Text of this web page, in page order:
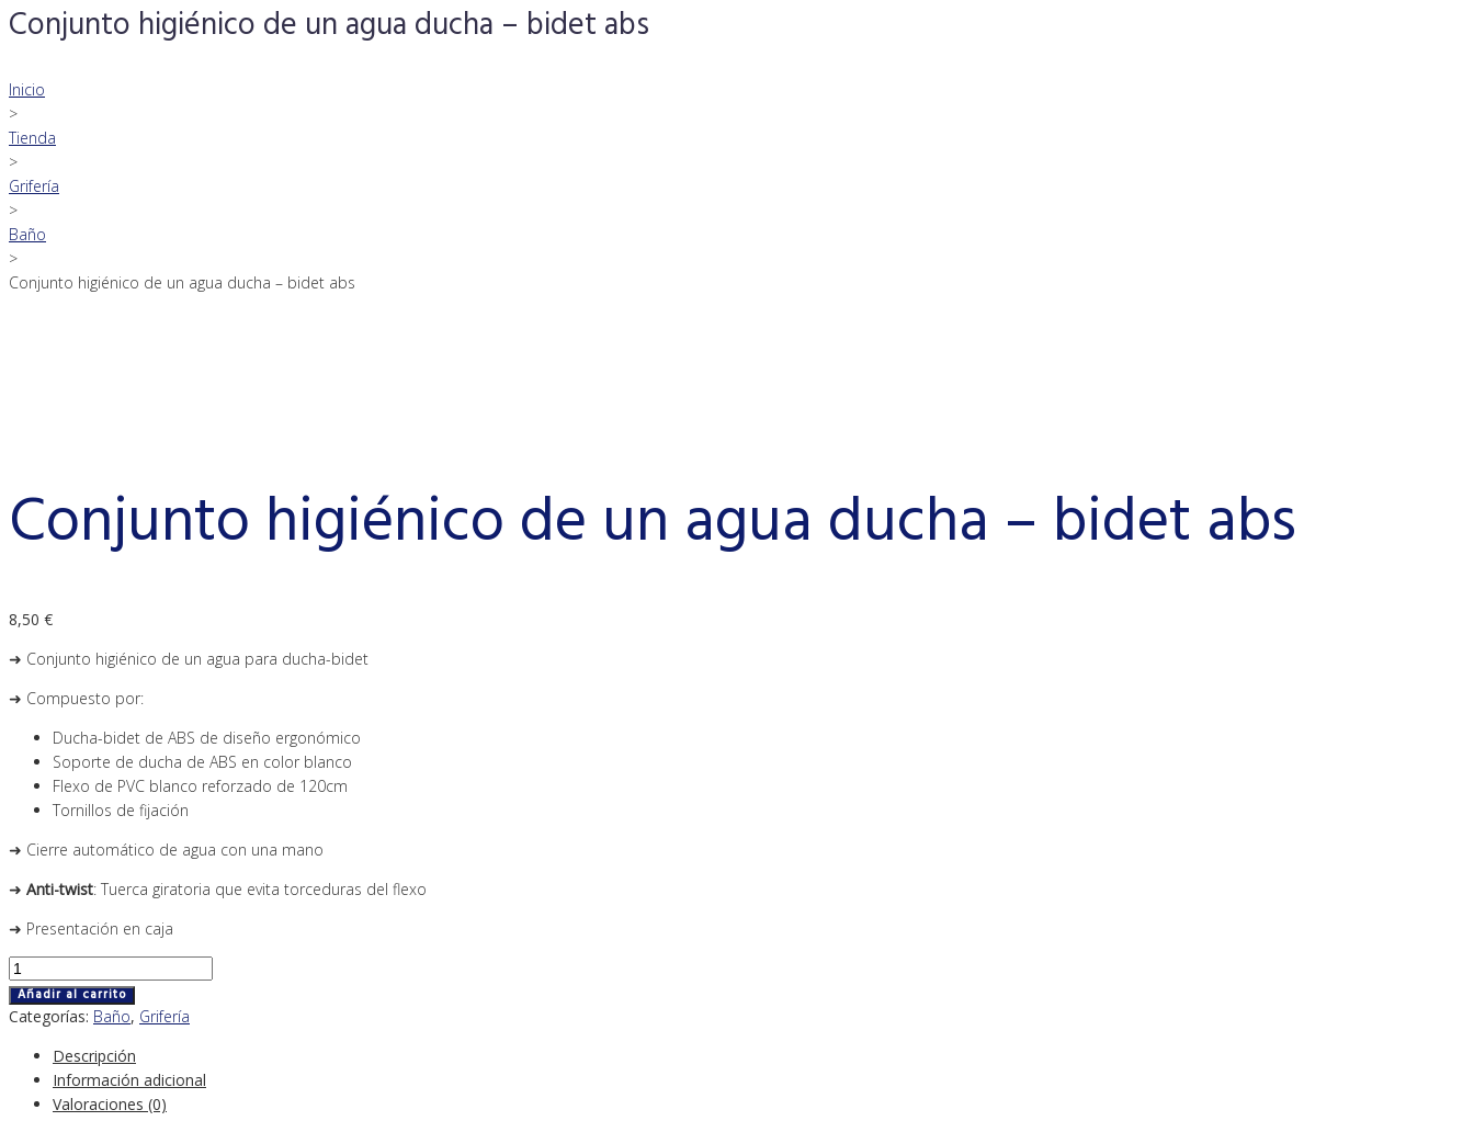
Conjunto higiénico de un agua ducha – bidet abs
Inicio
>
Tienda
>
Grifería
>
Baño
>
Conjunto higiénico de un agua ducha – bidet abs
Conjunto higiénico de un agua ducha – bidet abs
8,50 €
➜ Conjunto higiénico de un agua para ducha-bidet
➜ Compuesto por:
Ducha-bidet de ABS de diseño ergonómico
Soporte de ducha de ABS en color blanco
Flexo de PVC blanco reforzado de 120cm
Tornillos de fijación
➜ Cierre automático de agua con una mano
➜ Anti-twist: Tuerca giratoria que evita torceduras del flexo
➜ Presentación en caja
Conjunto
higiénico
de
agua
ducha
Añadir al carrito
Categorías: Baño, Grifería
Descripción
Información adicional
Valoraciones (0)